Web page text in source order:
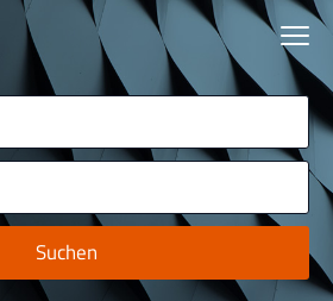
Suchen